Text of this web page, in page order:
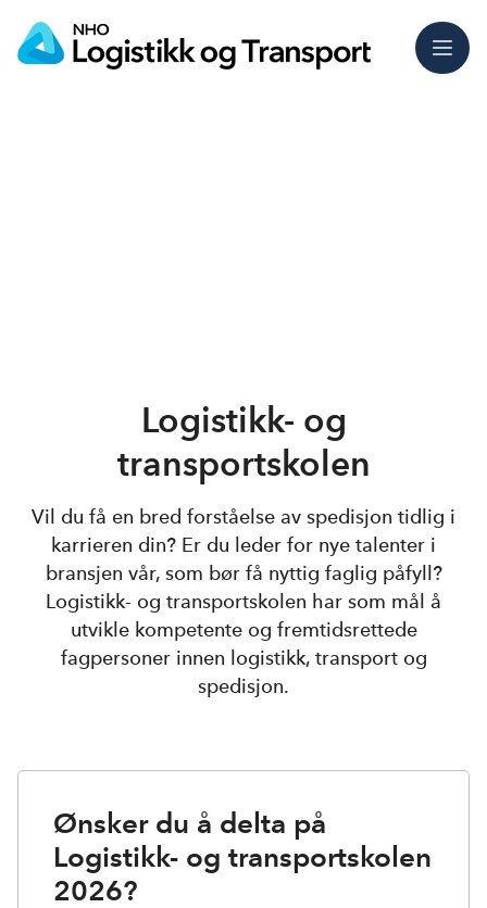
Meny
Logistikk- og
transportskolen
Vil du få en bred forståelse av spedisjon tidlig i
karrieren din? Er du leder for nye talenter i
bransjen vår, som bør få nyttig faglig påfyll?
Logistikk- og transportskolen har som mål å
utvikle kompetente og fremtidsrettede
fagpersoner innen logistikk, transport og
spedisjon.
Ønsker du å delta på
Logistikk- og transportskolen
2026?